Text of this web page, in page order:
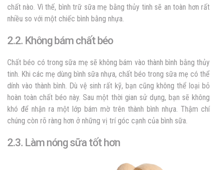
chất nào. Vì thế, bình trữ sữa mẹ bằng thủy tinh sẽ an toàn hơn rất
nhiều so với một chiếc bình bằng nhựa.
2.2. Không bám chất béo
Chất béo có trong sữa mẹ sẽ không bám vào thành bình bằng thủy
tinh. Khi các mẹ dùng bình sữa nhựa, chất béo trong sữa mẹ có thể
dính vào thành bình. Dù vệ sinh rất kỹ, bạn cũng không thể loại bỏ
hoàn toàn chất béo này. Sau một thời gian sử dụng, bạn sẽ không
khó để nhận ra một lớp bám mờ trên thành bình nhựa. Thậm chí
chúng còn rõ ràng hơn ở những vị trí góc cạnh của bình sữa.
2.3. Làm nóng sữa tốt hơn